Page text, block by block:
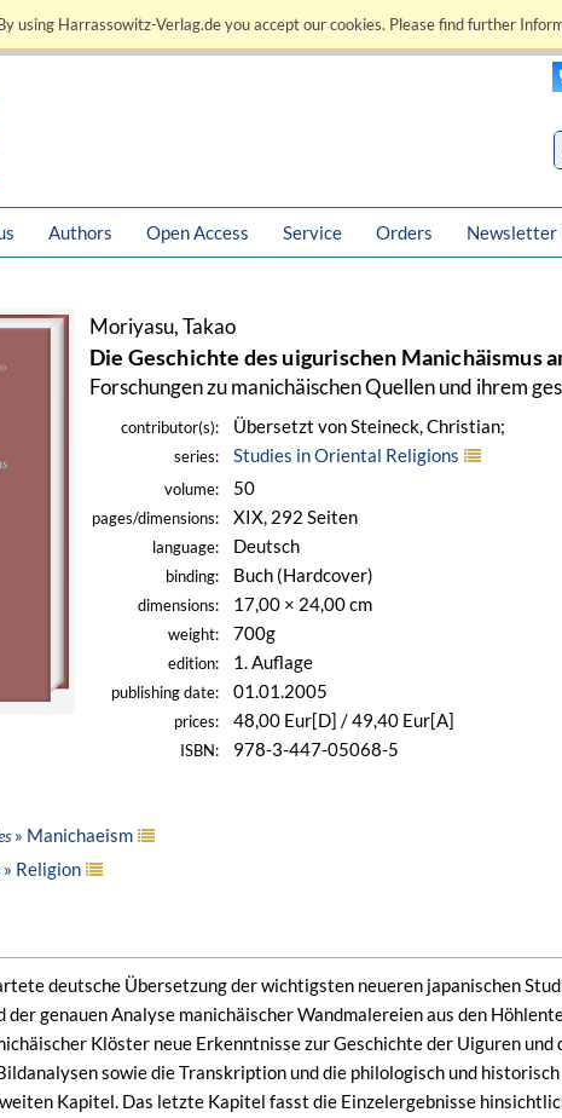
using Harrassowitz-Verlag.de you accept our cookies. Please find further
Authors Open Access Service Orders Newsletter
Moriyasu, Takao
Die Geschichte des uigurischen Manichäismus
Forschungen zu manichäischen Quellen und ihrem
contributor(s): Übersetzt von Steineck, Christian;
series: Studies in Oriental Religions
volume: 50
pages/dimensions: XIX, 292 Seiten
language: Deutsch
binding: Buch (Hardcover)
dimensions: 17,00 × 24,00 cm
weight: 700g
edition: 1. Auflage
publishing date: 01.01.2005
prices: 48,00 Eur[D] / 49,40 Eur[A]
ISBN: 978-3-447-05068-5
» Manichaeism
» Religion
deutsche Übersetzung der wichtigsten neueren japanischen
genauen Analyse manichäischer Wandmalereien aus den
Klöster neue Erkenntnisse zur Geschichte der Uiguren
sowie die Transkription und die philologisch und
Kapitel. Das letzte Kapitel fasst die Einzelergebnisse